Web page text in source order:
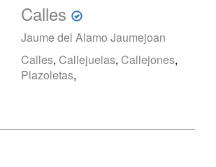
Calles
Jaume del Alamo Jaumejoan
Calles, Callejuelas, Callejones,
Plazoletas,